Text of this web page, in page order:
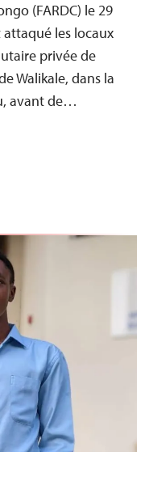
(FARDC) le 29
les locaux
privée de
Walikale, dans la
avant de…